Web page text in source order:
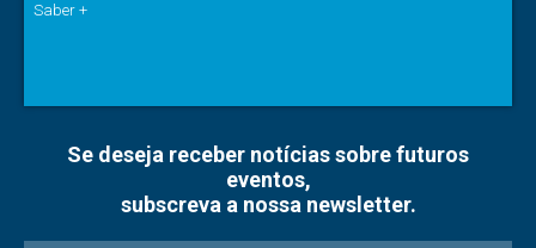
Saber +
Se deseja receber notícias sobre futuros
eventos,
subscreva a nossa newsletter.